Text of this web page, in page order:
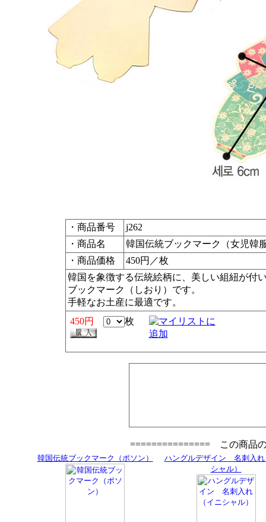
・商品番号
j262
・商品名
韓国伝統ブックマーク（女児韓
・商品価格
450円／枚
韓国を象徴する伝統絵柄に、美しい組紐が付
ブックマーク（しおり）です。
手軽なお土産に最適です。
450円
枚
=============== この商品
韓国伝統ブックマーク（ポソン）
ハングルデザイン 名刺入れ
シャル）